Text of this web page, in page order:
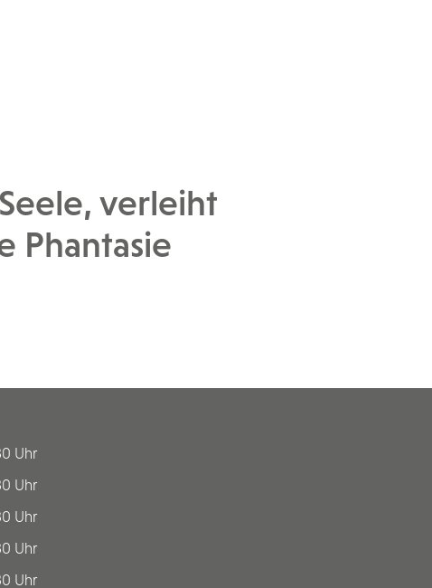
verleiht
Phantasie
Uhr
Uhr
Uhr
Uhr
Uhr